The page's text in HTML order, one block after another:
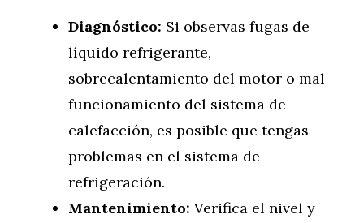
Diagnóstico: Si observas fugas de
líquido refrigerante,
sobrecalentamiento del motor o mal
funcionamiento del sistema de
calefacción, es posible que tengas
problemas en el sistema de
refrigeración.
Mantenimiento: Verifica el nivel y